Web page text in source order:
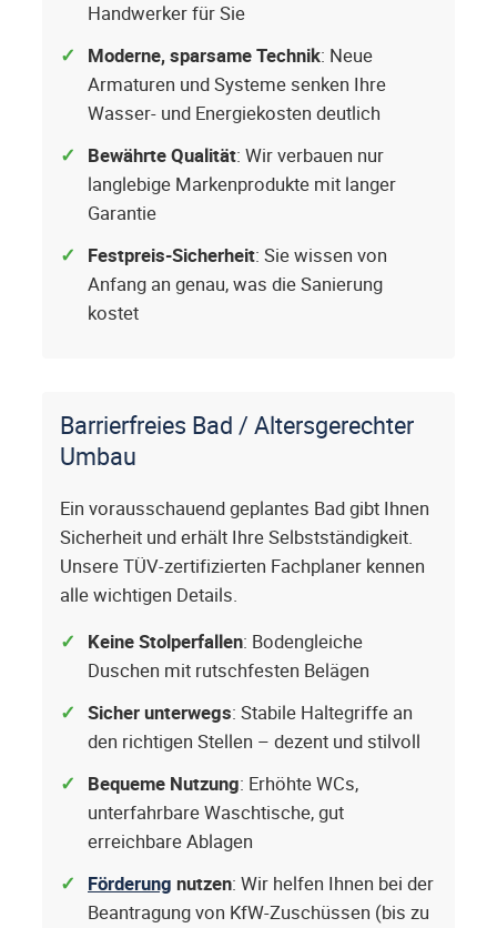
Handwerker für Sie
Moderne, sparsame Technik: Neue
Armaturen und Systeme senken Ihre
Wasser- und Energiekosten deutlich
Bewährte Qualität: Wir verbauen nur
langlebige Markenprodukte mit langer
Garantie
Festpreis-Sicherheit: Sie wissen von
Anfang an genau, was die Sanierung
kostet
Barrierfreies Bad / Altersgerechter
Umbau
Ein vorausschauend geplantes Bad gibt Ihnen
Sicherheit und erhält Ihre Selbstständigkeit.
Unsere TÜV-zertifizierten Fachplaner kennen
alle wichtigen Details.
Keine Stolperfallen: Bodengleiche
Duschen mit rutschfesten Belägen
Sicher unterwegs: Stabile Haltegriffe an
den richtigen Stellen – dezent und stilvoll
Bequeme Nutzung: Erhöhte WCs,
unterfahrbare Waschtische, gut
erreichbare Ablagen
Förderung nutzen: Wir helfen Ihnen bei der
Beantragung von KfW-Zuschüssen (bis zu